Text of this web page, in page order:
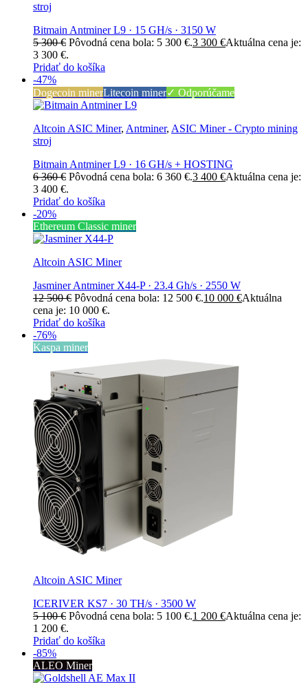
stroj
Bitmain Antminer L9 · 15 GH/s · 3150 W
5 300€ Pôvodná cena bola: 5 300 €.3 300 €Aktuálna cena je:
3 300 €.
Pridať do košíka
-47%
Dogecoin minerLitecoin miner✓ Odporúčame
Altcoin ASIC Miner, Antminer, ASIC Miner - Crypto mining
stroj
Bitmain Antminer L9 · 16 GH/s + HOSTING
6 360€ Pôvodná cena bola: 6 360 €.3 400 €Aktuálna cena je:
3 400 €.
Pridať do košíka
-20%
Ethereum Classic miner
Altcoin ASIC Miner
Jasminer Antminer X44-P · 23.4 Gh/s · 2550 W
12 500€ Pôvodná cena bola: 12 500 €.10 000 €Aktuálna
cena je: 10 000 €.
Pridať do košíka
-76%
Kaspa miner
Altcoin ASIC Miner
ICERIVER KS7 · 30 TH/s · 3500 W
5 100€ Pôvodná cena bola: 5 100 €.1 200 €Aktuálna cena je:
1 200 €.
Pridať do košíka
-85%
ALEO Miner